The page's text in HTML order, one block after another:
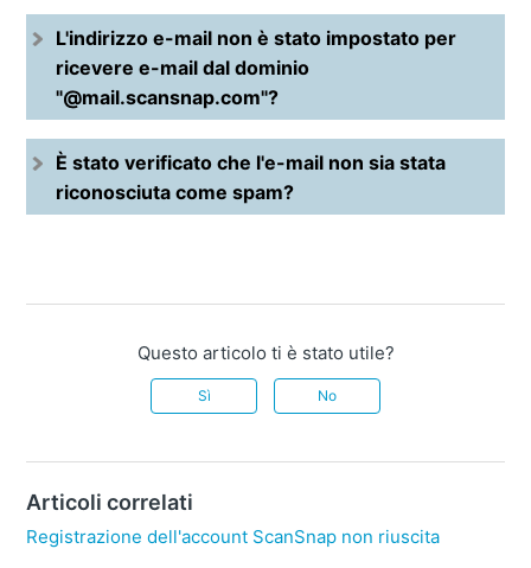
L'indirizzo e-mail non è stato impostato per
ricevere e-mail dal dominio
"@mail.scansnap.com"?
È stato verificato che l'e-mail non sia stata
riconosciuta come spam?
Questo articolo ti è stato utile?
Sì No
Articoli correlati
Registrazione dell'account ScanSnap non riuscita